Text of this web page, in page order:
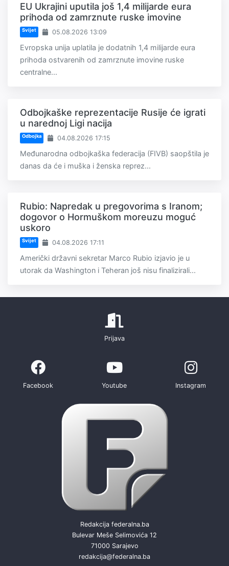
EU Ukrajini uputila još 1,4 milijarde eura
prihoda od zamrznute ruske imovine
Svijet 05.08.2026 13:09
Evropska unija uplatila je dodatnih 1,4 milijarde eura
prihoda ostvarenih od zamrznute imovine ruske
centralne...
Odbojkaške reprezentacije Rusije će igrati
u narednoj Ligi nacija
Odbojka 04.08.2026 17:15
Međunarodna odbojkaška federacija (FIVB) saopštila je
danas da će i muška i ženska reprez...
Rubio: Napredak u pregovorima s Iranom;
dogovor o Hormuškom moreuzu moguć
uskoro
Svijet 04.08.2026 17:11
Američki državni sekretar Marco Rubio izjavio je u
utorak da Washington i Teheran još nisu finalizirali...
Prijava
Facebook Youtube Instagram
Redakcija federalna.ba
Bulevar Meše Selimovića 12
71000 Sarajevo
redakcija@federalna.ba